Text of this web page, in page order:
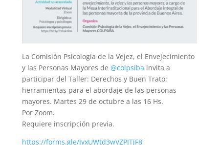
La Comisión Psicología de la Vejez, el Envejecimiento
y las Personas Mayores de @colpsiba invita a
participar del Taller: Derechos y Buen Trato:
herramientas para el abordaje de las personas
mayores. Martes 29 de octubre a las 16 Hs.
Por Zoom.
Requiere inscripción previa.
https://forms.gle/JyxUWtd3wVZPJTjF8